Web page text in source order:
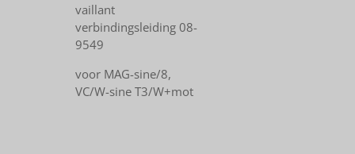
vaillant
verbindingsleiding 08-
9549
voor MAG-sine/8,
VC/W-sine T3/W+mot